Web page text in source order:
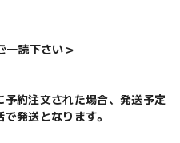
一読下さい＞
予約注文された場合、発送予定
発送となります。